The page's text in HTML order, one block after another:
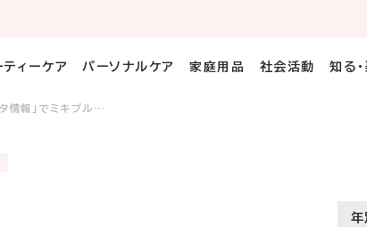
ティーケア パーソナルケア 家庭用品 社会活動 知る
情報」でミキプル…
年